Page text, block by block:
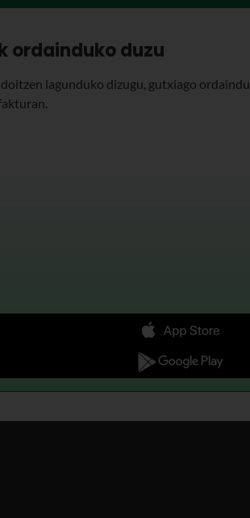
ordainduko duzu
lagunduko dizugu, gutxiago ordaindu